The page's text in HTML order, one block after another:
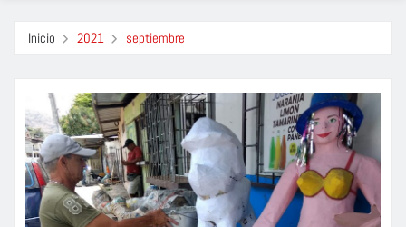
Inicio 2021 septiembre